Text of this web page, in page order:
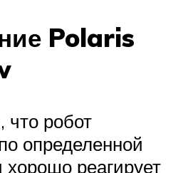
Polaris
что робот
определенной
хорошо реагирует